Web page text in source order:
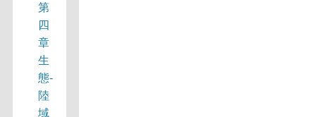
第
四
章
生
態-
陸
域